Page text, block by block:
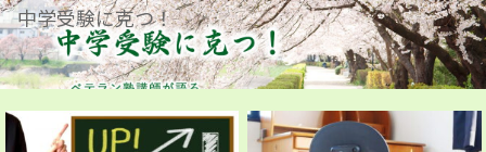
中学受験に克つ！